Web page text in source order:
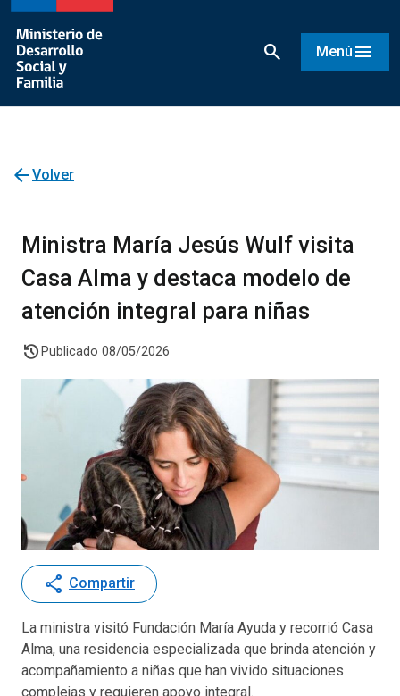
search Menú menu
arrow_back Volver
Ministra María Jesús Wulf visita
Casa Alma y destaca modelo de
atención integral para niñas
history Publicado 08/05/2026
share Compartir
La ministra visitó Fundación María Ayuda y recorrió Casa
Alma, una residencia especializada que brinda atención y
acompañamiento a niñas que han vivido situaciones
complejas y requieren apoyo integral.